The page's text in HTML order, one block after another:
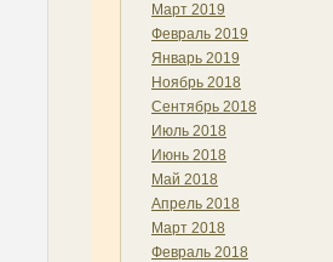
Март 2019
Февраль 2019
Январь 2019
Ноябрь 2018
Сентябрь 2018
Июль 2018
Июнь 2018
Май 2018
Апрель 2018
Март 2018
Февраль 2018